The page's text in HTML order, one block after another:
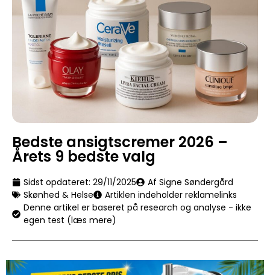
Bedste ansigtscremer 2026 –
Årets 9 bedste valg
Sidst opdateret: 29/11/2025
Af Signe Søndergård
Skønhed & Helse
Artiklen indeholder reklamelinks
Denne artikel er baseret på research og analyse - ikke
egen test (læs mere)